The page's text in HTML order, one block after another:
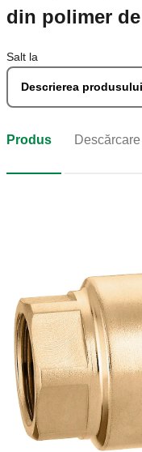
din polimer
Salt la
Descrierea produsului
Produs Descărcare